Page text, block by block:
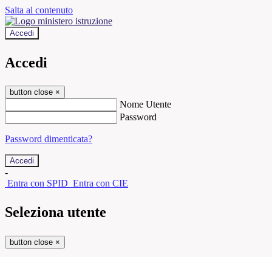
Salta al contenuto
Accedi
Accedi
button close ×
Nome Utente
Password
Password dimenticata?
-
Entra con SPID Entra con CIE
Seleziona utente
button close ×